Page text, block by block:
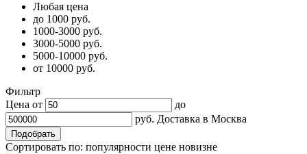
Любая цена
до 1000 руб.
1000-3000 руб.
3000-5000 руб.
5000-10000 руб.
от 10000 руб.
Фильтр
Цена от
до
руб. Доставка в Москва
Сортировать по: популярности цене новизне